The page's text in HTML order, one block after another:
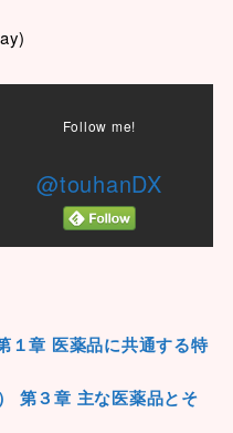
Follow me!
@touhanDX
１章 医薬品に共通する特
第３章 主な医薬品とそ